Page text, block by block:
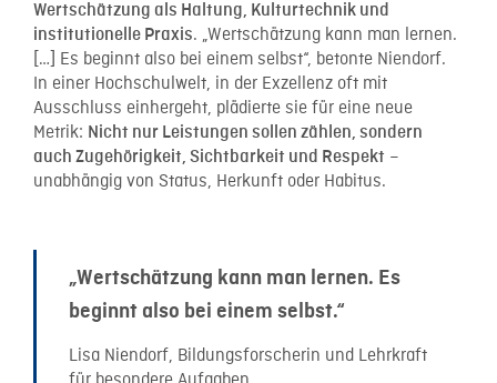
Wertschätzung als Haltung, Kulturtechnik und
institutionelle Praxis. „Wertschätzung kann man lernen.
[…] Es beginnt also bei einem selbst“, betonte Niendorf.
In einer Hochschulwelt, in der Exzellenz oft mit
Ausschluss einhergeht, plädierte sie für eine neue
Metrik: Nicht nur Leistungen sollen zählen, sondern
auch Zugehörigkeit, Sichtbarkeit und Respekt –
unabhängig von Status, Herkunft oder Habitus.
„Wertschätzung kann man lernen. Es
beginnt also bei einem selbst.“
Lisa Niendorf, Bildungsforscherin und Lehrkraft